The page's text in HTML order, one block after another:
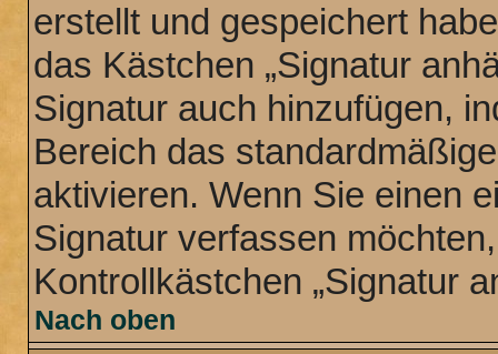
erstellt und gespeichert
das Kästchen „Signatur
Signatur auch hinzufügen,
Bereich das
aktivieren. Wenn Sie einen
Signatur verfassen
Kontrollkästchen „Signatur
Nach oben